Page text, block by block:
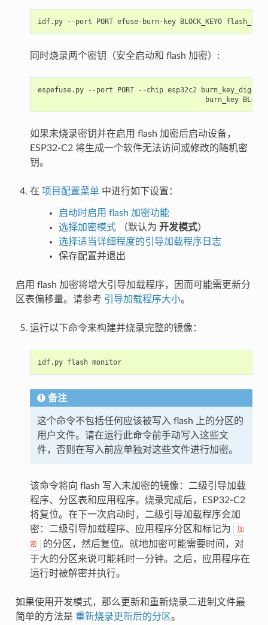
idf.py --port PORT efuse-burn-key BLOCK_KEY0
同时烧录两个密钥（安全启动和 flash 加密）:
espefuse.py --port PORT --chip esp32c2 burn_key_digest
burn_key
如果未烧录密钥并在启用 flash 加密后启动设备，
ESP32-C2 将生成一个软件无法访问或修改的随机密
钥。
在 项目配置菜单中进行如下设置：
启动时启用 flash 加密功能
选择加密模式（默认为 开发模式）
选择适当详细程度的引导加载程序日志
保存配置并退出
启用 flash 加密将增大引导加载程序，因而可能需更新分
区表偏移量。请参考 引导加载程序大小。
运行以下命令来构建并烧录完整的镜像：
idf.py flash monitor
备注
这个命令不包括任何应该被写入 flash 上的分区的
用户文件。请在运行此命令前手动写入这些文
件，否则在写入前应单独对这些文件进行加密。
该命令将向 flash 写入未加密的镜像：二级引导加载
程序、分区表和应用程序。烧录完成后，ESP32-C2
将复位。在下一次启动时，二级引导加载程序会加
密：二级引导加载程序、应用程序分区和标记为
加
密
的分区，然后复位。就地加密可能需要时间，对
于大的分区来说可能耗时一分钟。之后，应用程序在
运行时被解密并执行。
如果使用开发模式，那么更新和重新烧录二进制文件最
简单的方法是 重新烧录更新后的分区。